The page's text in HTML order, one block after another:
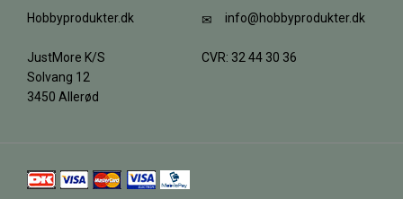
Hobbyprodukter.dk
JustMore K/S
Solvang 12
3450 Allerød
info@hobbyprodukter.dk
CVR: 32 44 30 36